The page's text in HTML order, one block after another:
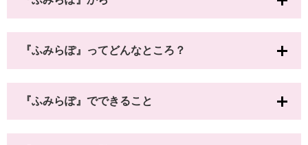
『ふみらぽ』ってどんなところ？
『ふみらぽ』でできること